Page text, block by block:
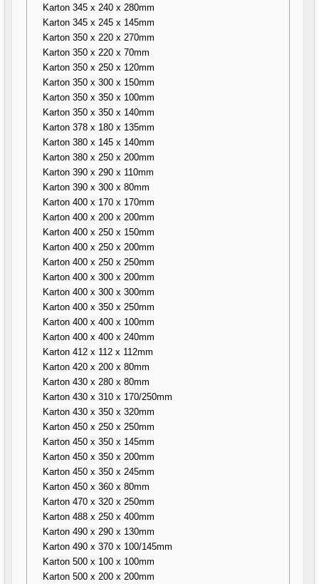
Karton 345 x 240 x 280mm
Karton 345 x 245 x 145mm
Karton 350 x 220 x 270mm
Karton 350 x 220 x 70mm
Karton 350 x 250 x 120mm
Karton 350 x 300 x 150mm
Karton 350 x 350 x 100mm
Karton 350 x 350 x 140mm
Karton 378 x 180 x 135mm
Karton 380 x 145 x 140mm
Karton 380 x 250 x 200mm
Karton 390 x 290 x 110mm
Karton 390 x 300 x 80mm
Karton 400 x 170 x 170mm
Karton 400 x 200 x 200mm
Karton 400 x 250 x 150mm
Karton 400 x 250 x 200mm
Karton 400 x 250 x 250mm
Karton 400 x 300 x 200mm
Karton 400 x 300 x 300mm
Karton 400 x 350 x 250mm
Karton 400 x 400 x 100mm
Karton 400 x 400 x 240mm
Karton 412 x 112 x 112mm
Karton 420 x 200 x 80mm
Karton 430 x 280 x 80mm
Karton 430 x 310 x 170/250mm
Karton 430 x 350 x 320mm
Karton 450 x 250 x 250mm
Karton 450 x 350 x 145mm
Karton 450 x 350 x 200mm
Karton 450 x 350 x 245mm
Karton 450 x 360 x 80mm
Karton 470 x 320 x 250mm
Karton 488 x 250 x 400mm
Karton 490 x 290 x 130mm
Karton 490 x 370 x 100/145mm
Karton 500 x 100 x 100mm
Karton 500 x 200 x 200mm